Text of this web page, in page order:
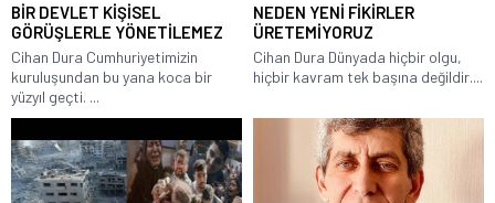
BİR DEVLET KİŞİSEL
GÖRÜŞLERLE YÖNETİLEMEZ
Cihan Dura Cumhuriyetimizin
kuruluşundan bu yana koca bir
yüzyıl geçti. ...
NEDEN YENİ FİKİRLER
ÜRETEMİYORUZ
Cihan Dura Dünyada hiçbir olgu,
hiçbir kavram tek başına değildir....